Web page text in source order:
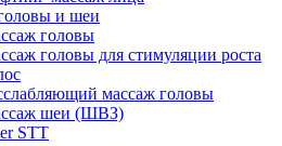
и шеи
головы
головы для стимуляции роста
массаж головы
шеи (ШВЗ)
STT